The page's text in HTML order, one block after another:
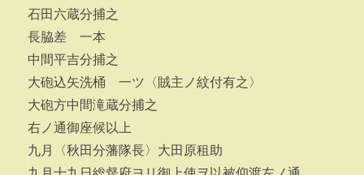
石田六蔵分捕之
長脇差 一本
中間平吉分捕之
大砲込矢洗桶 一ツ〈賊主ノ紋付有之〉
大砲方中間滝蔵分捕之
右ノ通御座候以上
九月〈秋田分藩隊長〉大田原租助